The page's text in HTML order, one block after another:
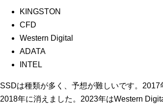
KINGSTON
CFD
Western Digital
ADATA
INTEL
SSDは種類が多く、予想が難しいです。
2018年に消えました。2023年はWestern